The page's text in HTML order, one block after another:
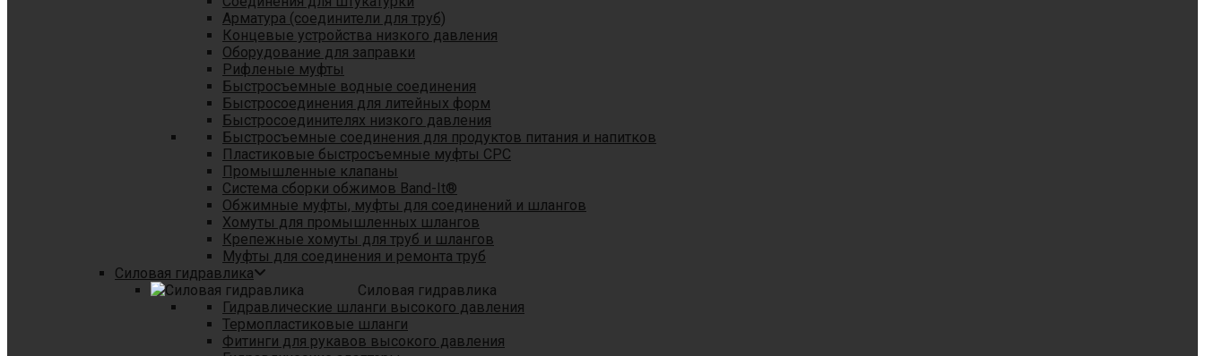
Арматура (соединители для труб)
Концевые устройства низкого давления
Оборудование для заправки
Рифленые муфты
Быстросъемные водные соединения
Быстросоединения для литейных форм
Быстросоединителях низкого давления
Быстросъемные соединения для продуктов питания и напитков
Пластиковые быстросъемные муфты CPC
Промышленные клапаны
Система сборки обжимов Band-It®
Обжимные муфты, муфты для соединений и шлангов
Хомуты для промышленных шлангов
Крепежные хомуты для труб и шлангов
Муфты для соединения и ремонта труб
Силовая гидравлика
Силовая гидравлика
Гидравлические шланги высокого давления
Термопластиковые шланги
Фитинги для рукавов высокого давления